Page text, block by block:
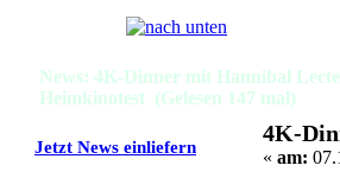
News: 4K-Dinner mit Hannibal
Heimkinotest (Gelesen 147 mal)
Jetzt News einliefern
4K-
« am: